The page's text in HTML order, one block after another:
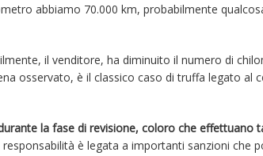
abbiamo 70.000 km, probabilmente
il venditore, ha diminuito il numero di
osservato, è il classico caso di truffa legato al
la fase di revisione, coloro che
è legata a importanti sanzioni che